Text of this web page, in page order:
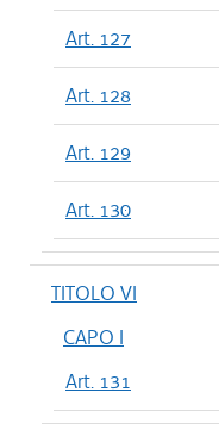
Art. 127
Art. 128
Art. 129
Art. 130
TITOLO VI
CAPO I
Art. 131